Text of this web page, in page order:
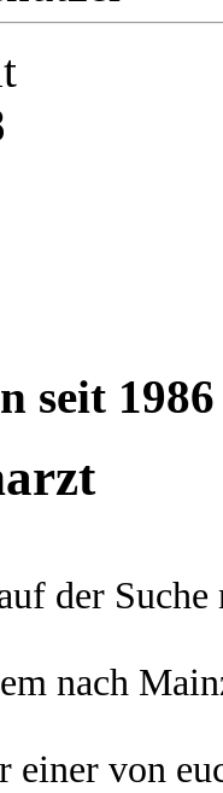
seit 1986
der
nach
einer von